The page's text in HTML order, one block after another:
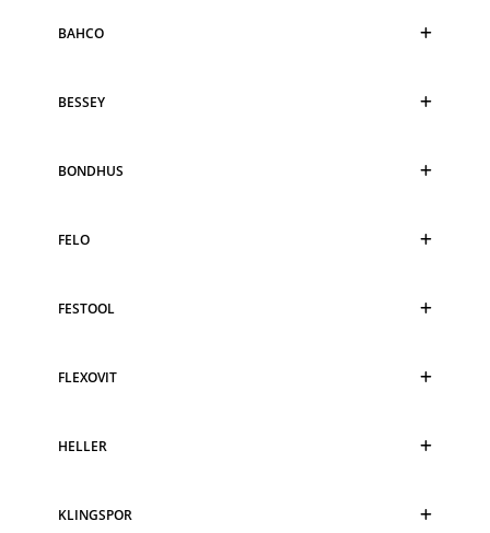
BAHCO
BESSEY
BONDHUS
FELO
FESTOOL
FLEXOVIT
HELLER
KLINGSPOR